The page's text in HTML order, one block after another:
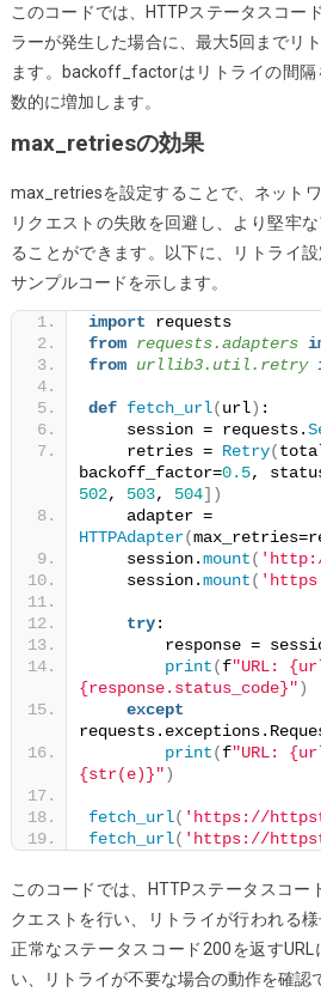
このコードでは、HTTPステータスコー
ラーが発生した場合に、最大5回までリ
ます。backoff_factorはリトライの間
数的に増加します。
max_retriesの効果
max_retriesを設定することで、ネット
リクエストの失敗を回避し、より堅牢
ることができます。以下に、リトライ
サンプルコードを示します。
import requests
from requests.adapters
from urllib3.util.retry
def fetch_url(url) :
    session = requests.
    retries =
Retry(
backoff_factor=0.5,
502, 503, 504])
    adapter =
HTTPAdapter(
    session.
mount(
    session.
mount(
try:
response =
print(f"URL:
{response.status_code}")
except
print(f"URL:
{str(e)}")
fetch_url( 'https://
fetch_url( 'https://
このコードでは、HTTPステータスコー
クエストを行い、リトライが行われる
正常なステータスコード200を返す
い、リトライが不要な場合の動作を確認